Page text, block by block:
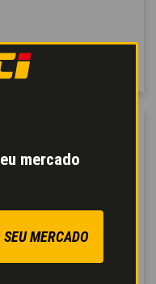
mercado
MERCADO